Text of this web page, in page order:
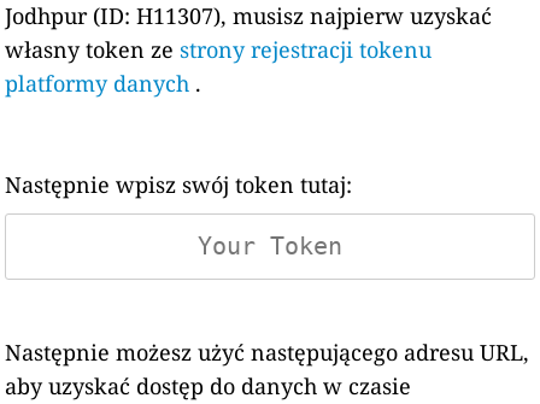
Jodhpur (ID: H11307), musisz najpierw uzyskać
własny token zestrony rejestracji tokenu
platformy danych .
Następnie wpisz swój token tutaj:
Następnie możesz użyć następującego adresu URL,
aby uzyskać dostęp do danych w czasie